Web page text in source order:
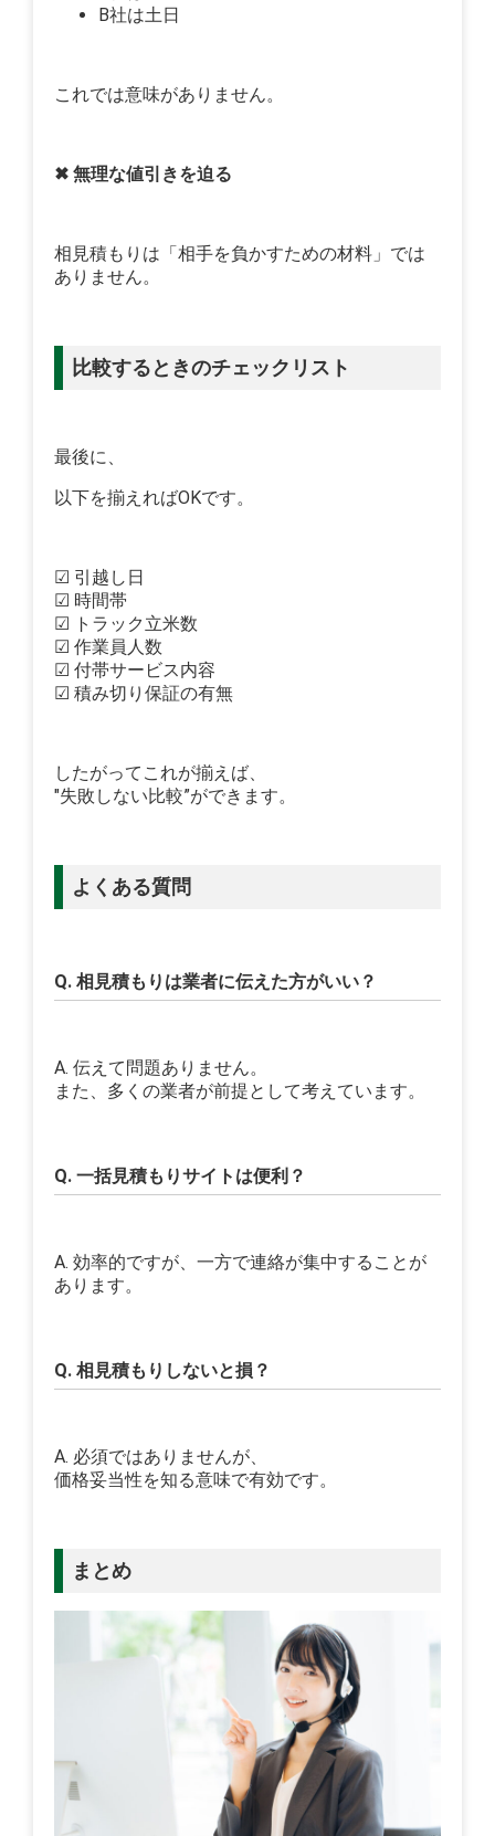
B社は土日
これでは意味がありません。
✖ 無理な値引きを迫る
相見積もりは「相手を負かすための材料」では
ありません。
比較するときのチェックリスト
最後に、
以下を揃えればOKです。
☑ 引越し日
☑ 時間帯
☑ トラック立米数
☑ 作業員人数
☑ 付帯サービス内容
☑ 積み切り保証の有無
したがってこれが揃えば、
"失敗しない比較”ができます。
よくある質問
Q. 相見積もりは業者に伝えた方がいい？
A. 伝えて問題ありません。
また、多くの業者が前提として考えています。
Q. 一括見積もりサイトは便利？
A. 効率的ですが、一方で連絡が集中することが
あります。
Q. 相見積もりしないと損？
A. 必須ではありませんが、
価格妥当性を知る意味で有効です。
まとめ